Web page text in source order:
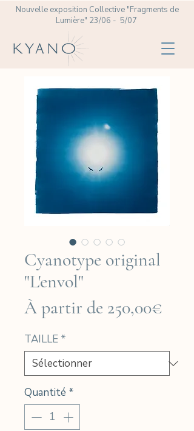
Nouvelle exposition Collective "Fragments de
Lumière" 23/06 - 5/07
Cyanotype original
"L'envol"
À partir de 250,00€
TAILLE *
Quantité *